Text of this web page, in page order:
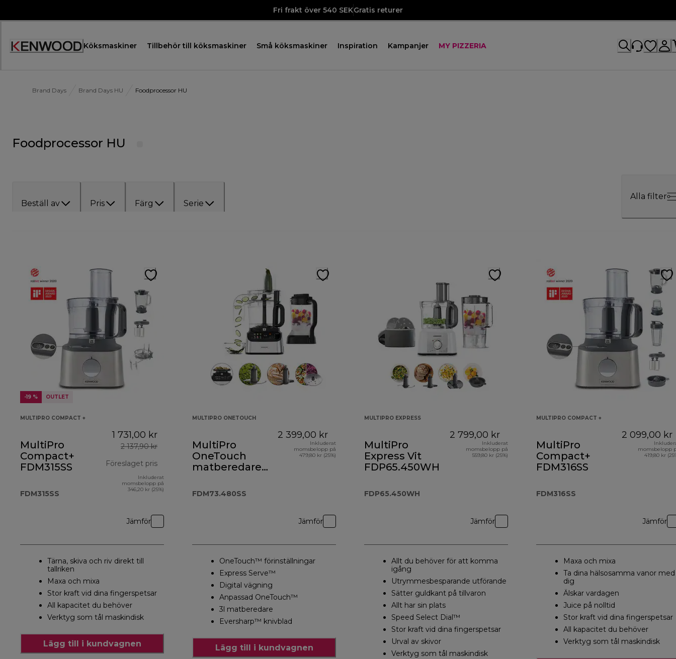
Fri frakt över 540 SEKGratis returer
Accessibility
Köksmaskiner Tillbehör till köksmaskiner Små köksmaskiner Inspiration Kampanjer MY PIZZERIA
Brand Days Brand Days HU Foodprocessor HU
Foodprocessor HU
Beställ av Pris Färg Serie
Alla filter
-19 % OUTLET
MULTIPRO COMPACT +
MultiPro
Compact+
FDM315SS
FDM315SS
1 731,00 kr
2 137,90 kr
Föreslaget pris
ursprungligt pris 2 137,90 kr
Inkluderat
momsbelopp på
346,20 kr (25%)
Jämför
Tärna, skiva och riv direkt till
tallriken
Maxa och mixa
Stor kraft vid dina fingerspetsar
All kapacitet du behöver
Verktyg som tål maskindisk
Lägg till i kundvagnen
MULTIPRO ONETOUCH
MultiPro
OneTouch
matberedare
FDM73.480SS
FDM73.480SS
2 399,00 kr
Inkluderat
momsbelopp på
479,80 kr (25%)
Jämför
OneTouch™ förinställningar
Express Serve™
Digital vägning
Anpassad OneTouch™
3l matberedare
Eversharp™ knivblad
Lägg till i kundvagnen
MULTIPRO EXPRESS
MultiPro
Express Vit
FDP65.450WH
FDP65.450WH
2 799,00 kr
Inkluderat
momsbelopp på
559,80 kr (25%)
Jämför
Allt du behöver för att komma
igång
Utrymmesbesparande utförande
Sätter guldkant på tillvaron
Allt har sin plats
Speed Select Dial™
Stor kraft vid dina fingerspetsar
Urval av skivor
Verktyg som tål maskindisk
MULTIPRO COMPACT +
MultiPro
Compact+
FDM316SS
FDM316SS
2 099,00 kr
momsbelopp
419,80 kr
Jämför
Maxa och mixa
Ta dina hälsosamma vanor med
dig
Älskar vardagen
Juice på nolltid
Stor kraft vid dina fingerspetsar
All kapacitet du behöver
Verktyg som tål maskindisk